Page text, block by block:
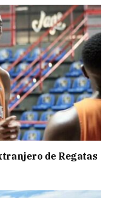
de Regatas